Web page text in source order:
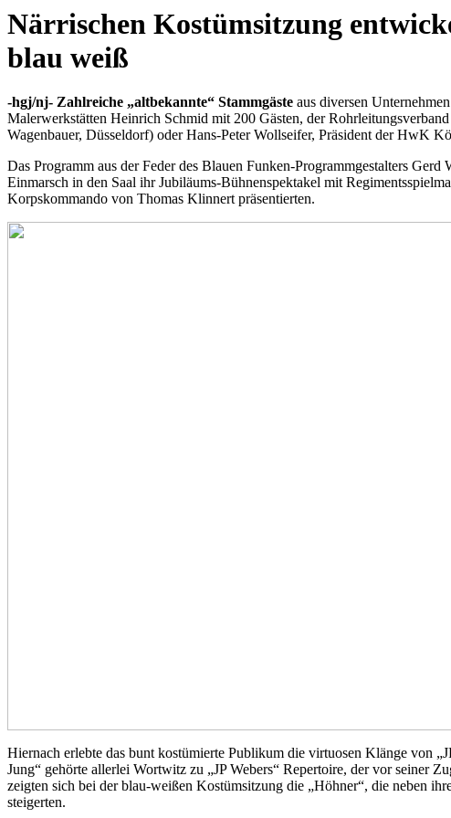
Närrischen Kostümsitzung
blau weiß
-hgj/nj- Zahlreiche „altbekannte“ Stammgäste aus diversen
Malerwerkstätten Heinrich Schmid mit 200 Gästen, der
Wagenbauer, Düsseldorf) oder Hans-Peter Wollseifer, Präsident der HwK
Das Programm aus der Feder des Blauen Funken-Programmgestalters
Einmarsch in den Saal ihr Jubiläums-Bühnenspektakel mit
Korpskommando von Thomas Klinnert präsentierten.
Hiernach erlebte das bunt kostümierte Publikum die virtuosen Klänge von
Jung“ gehörte allerlei Wortwitz zu „JP Webers“ Repertoire, der vor seiner
zeigten sich bei der blau-weißen Kostümsitzung die „Höhner“, die neben
steigerten.